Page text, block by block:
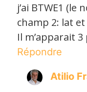
j’ai BTWE1 (le
champ 2: lat
Il m’apparait
Répondre
Atilio